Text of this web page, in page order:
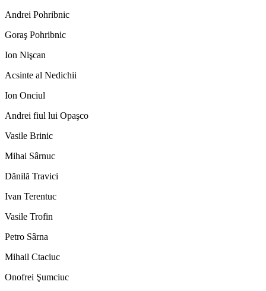
Andrei Pohribnic
Goraş Pohribnic
Ion Nişcan
Acsinte al Nedichii
Ion Onciul
Andrei fiul lui Opaşco
Vasile Brinic
Mihai Sârnuc
Dănilă Travici
Ivan Terentuc
Vasile Trofin
Petro Sârna
Mihail Ctaciuc
Onofrei Şumciuc